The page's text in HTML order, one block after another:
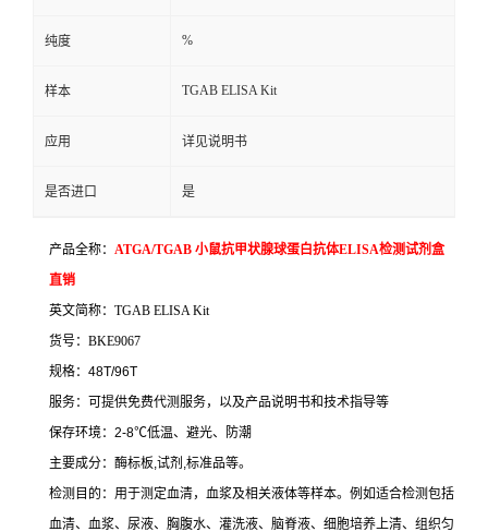
纯度 %
样本 TGAB ELISA Kit
应用 详见说明书
是否进口 是
产品全称： ATGA/TGAB 小鼠抗甲状腺球蛋白抗体ELISA检测试剂盒
直销
英文简称： TGAB ELISA Kit
货号： BKE9067
规格： 48T/96T
服务：可提供免费代测服务，以及产品说明书和技术指导等
保存环境： 2-8℃低温、避光、防潮
主要成分：酶标板,试剂 ,标准品等。
检测目的：用于测定血清，血浆及相关液体等样本。例如适合检测包括
血清、血浆、尿液、胸腹水、灌洗液、脑脊液、细胞培养上清、组织匀